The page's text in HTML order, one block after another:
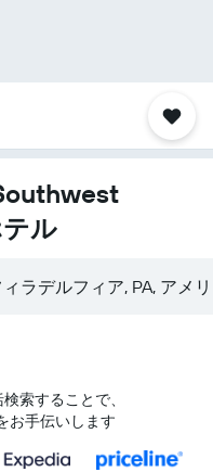
ル
ラデルフィア, PA, アメ
索することで、
お手伝いします